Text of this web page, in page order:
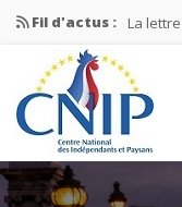
Fil d'actus : La
La
La
Mission
La